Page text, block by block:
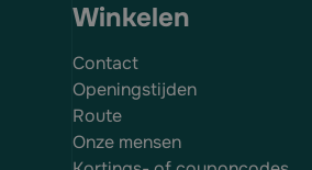
Winkelen
Contact
Openingstijden
Route
Onze mensen